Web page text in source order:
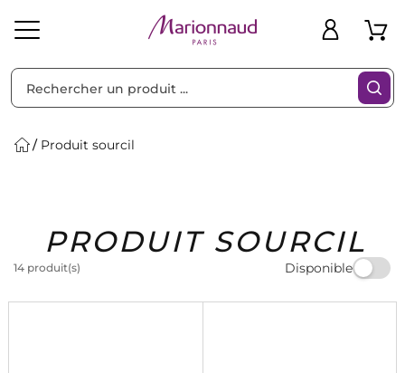
Solaire Homme Marques Idées
Cadeaux
Bons
Plans
Produit sourcil
PRODUIT SOURCIL
14 produit(s) Disponible
Filtres